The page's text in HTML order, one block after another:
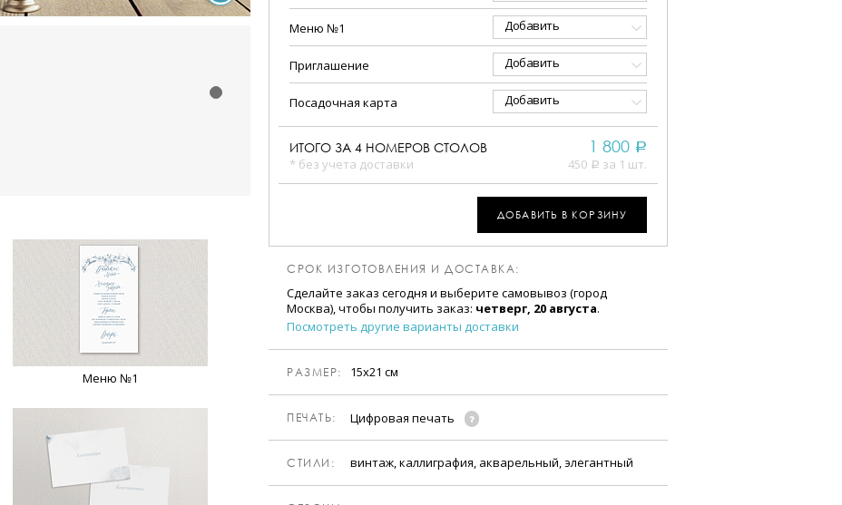
Меню №1
Меню №1 Добавить
Приглашение Добавить
Посадочная карта Добавить
ИТОГО ЗА 4 НОМЕРОВ СТОЛОВ
* без учета доставки
1 800 a
450 a за 1 шт.
ДОБАВИТЬ В КОРЗИНУ
СРОК ИЗГОТОВЛЕНИЯ И ДОСТАВКА:
Сделайте заказ сегодня и выберите самовывоз (город
Москва), чтобы получить заказ: четверг, 20 августа.
Посмотреть другие варианты доставки
РАЗМЕР: 15х21 см
ПЕЧАТЬ: Цифровая печать
CТИЛИ: винтаж, каллиграфия, акварельный, элегантный